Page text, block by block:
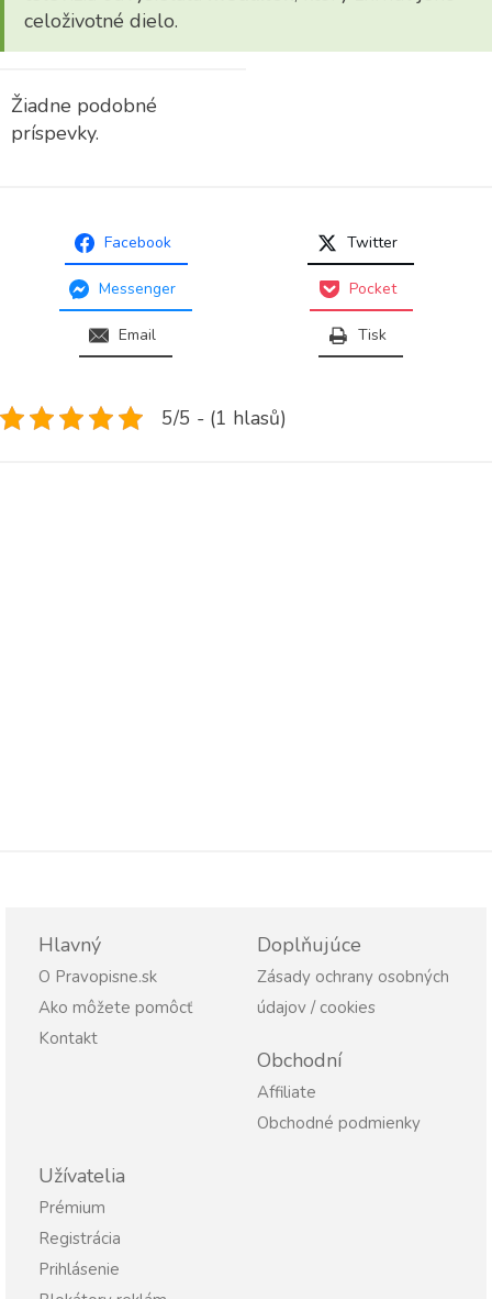
celoživotné dielo.
Žiadne podobné
príspevky.
Facebook Twitter
Messenger Pocket
Email Tisk
5/5 - (1 hlasů)
Hlavný
O Pravopisne.sk
Ako môžete pomôcť
Kontakt
Doplňujúce
Zásady ochrany osobných
údajov / cookies
Obchodní
Affiliate
Obchodné podmienky
Užívatelia
Prémium
Registrácia
Prihlásenie